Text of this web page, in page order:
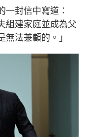
一封信中寫道：
組建家庭並成為父
法兼顧的。」